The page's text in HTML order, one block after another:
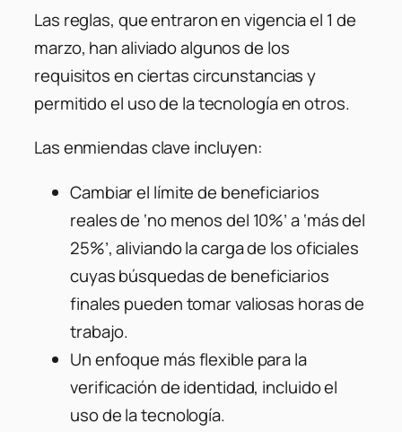
Las reglas, que entraron en vigencia el 1 de
marzo, han aliviado algunos de los
requisitos en ciertas circunstancias y
permitido el uso de la tecnología en otros.
Las enmiendas clave incluyen:
Cambiar el límite de beneficiarios
reales de ‘no menos del 10%’ a ‘más del
25%’, aliviando la carga de los oficiales
cuyas búsquedas de beneficiarios
finales pueden tomar valiosas horas de
trabajo.
Un enfoque más flexible para la
verificación de identidad, incluido el
uso de la tecnología.